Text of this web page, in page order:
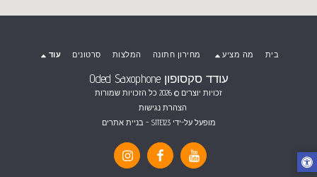
עודד סקסופון Oded Saxophone
זכויות יוצרים © 2026 כל הזכויות שמורות
הצהרת נגישות
מופעל על-ידיSITE123
-בניית אתרים
בית מה מציע מחירון חתונה המלצות סרטונים עוד